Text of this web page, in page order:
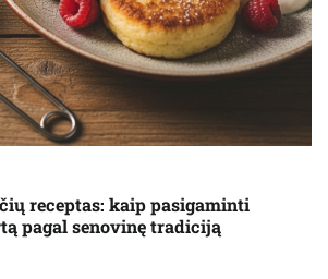
receptas: kaip pasigaminti
pagal senovinę tradiciją